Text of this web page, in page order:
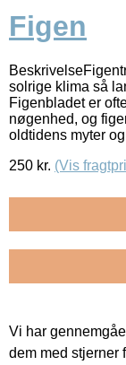
Figen
solrige klima så
Figenbladet er
nøgenhed, og
oldtidens myter
250 kr. (Vis
Vi har
dem med stjerner